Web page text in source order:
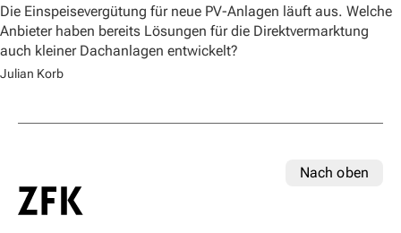
Die Einspeisevergütung für neue PV-Anlagen läuft aus. Welche
Anbieter haben bereits Lösungen für die Direktvermarktung
auch kleiner Dachanlagen entwickelt?
Julian Korb
Nach oben